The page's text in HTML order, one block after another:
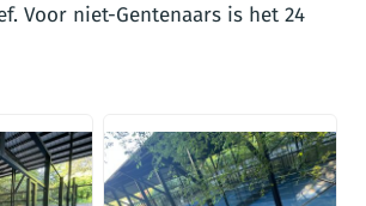
Voor niet-Gentenaars is het 24